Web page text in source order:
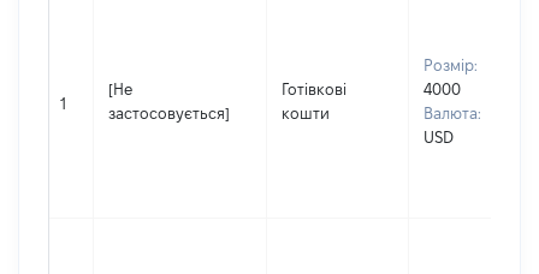
1
[Не
застосовується]
Готівкові
кошти
Розмір:
4000
Валюта:
USD